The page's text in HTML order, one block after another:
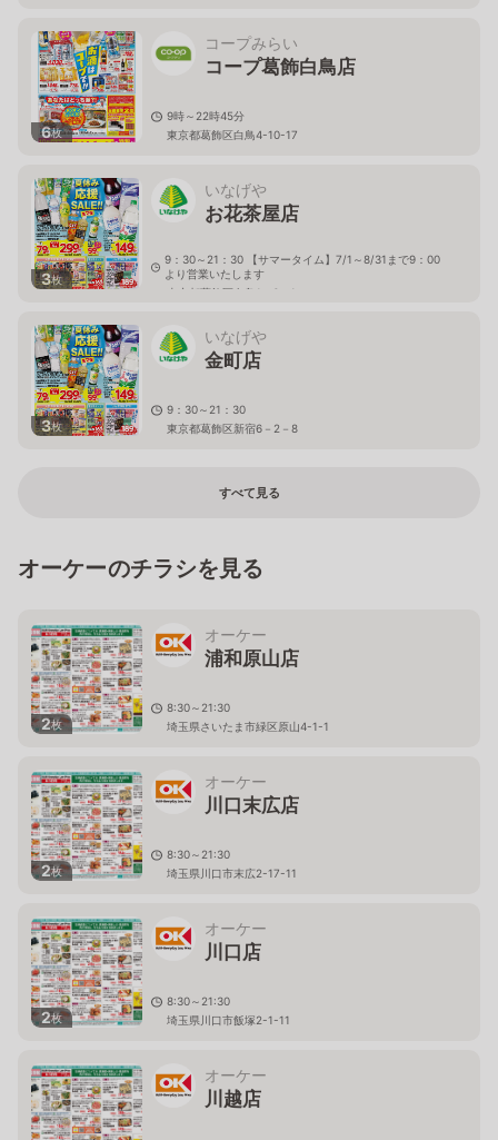
6枚
コープみらい
コープ葛飾白鳥店
9時～22時45分
東京都葛飾区白鳥4-10-17
3枚
いなげや
お花茶屋店
9：30～21：30 【サマータイム】7/1～8/31まで9：00
より営業いたします
東京都葛飾区白鳥1－6－1
3枚
いなげや
金町店
9：30～21：30
東京都葛飾区新宿6－2－8
すべて見る
オーケーのチラシを見る
2枚
オーケー
浦和原山店
8:30～21:30
埼玉県さいたま市緑区原山4-1-1
2枚
オーケー
川口末広店
8:30～21:30
埼玉県川口市末広2-17-11
2枚
オーケー
川口店
8:30～21:30
埼玉県川口市飯塚2-1-11
オーケー
川越店